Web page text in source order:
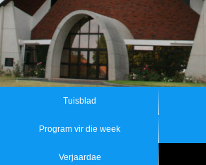
Tuisblad
Program vir die week
Verjaardae